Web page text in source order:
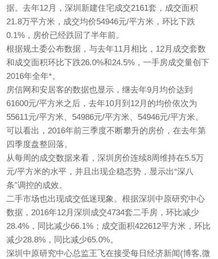
据。去年12月，深圳新建住宅成交2161套，成交面积
21.8万平方米，成交均价54946元/平方米，环比下跌
0.1%，房价已经跌回了半年前。
根据规土委公布数据，与去年11月相比，12月成交套数
和成交面积环比下跌26.0%和24.5%，一手房成交量创下
2016年全年*。
房信网和安居客的数据也显示，继去年9月均价达到
61600元/平方米之后，去年10月到12月的均价依次为
55611元/平方米、54986元/平方米、54946元/平方米。
可以看出，2016年前三季度不断攀升的房价，在去年第
四季度盘整回落。
从每周的成交数据来看，深圳房价连续8周维持在5.5万
元/平方米的水平，并且出现企稳态势，显示出“深八
条”调控的成效。
二手市场也出现成交低迷现象。根据深圳中原研究中心
数据，2016年12月深圳成交4734套二手房，环比减少
28.4%，同比减少66.1%；成交面积422612平方米，环比
减少28.8%，同比减少65.0%。
深圳中原研究中心总监王飞在接受每日经济新闻(博客,微